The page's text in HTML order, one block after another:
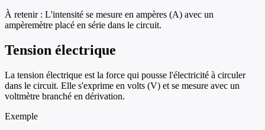
À retenir : L'intensité se mesure en ampères (A) avec un
ampèremètre placé en série dans le circuit.
Tension électrique
La tension électrique est la force qui pousse l'électricité à circuler
dans le circuit. Elle s'exprime en volts (V) et se mesure avec un
voltmètre branché en dérivation.
Exemple